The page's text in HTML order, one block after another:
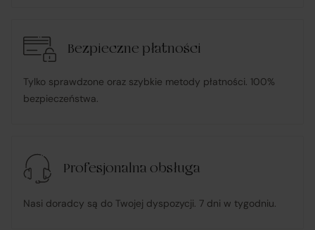
Bezpieczne płatności
Tylko sprawdzone oraz szybkie metody płatności. 100%
bezpieczeństwa.
Profesjonalna obsługa
Nasi doradcy są do Twojej dyspozycji. 7 dni w tygodniu.
transakcją;
ponosi odpowiedzialność za zgodność Towaru z
konsumenckie zgodnie z ustawą o prawach